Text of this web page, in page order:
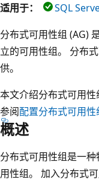
适用于：
SQL
分布式可用性组 (AG)
立的可用性组。 分布
供。
本文介绍分布式可用
参阅配置分布式可用性
概述
分布式可用性组是一
用性组。 加入分布式